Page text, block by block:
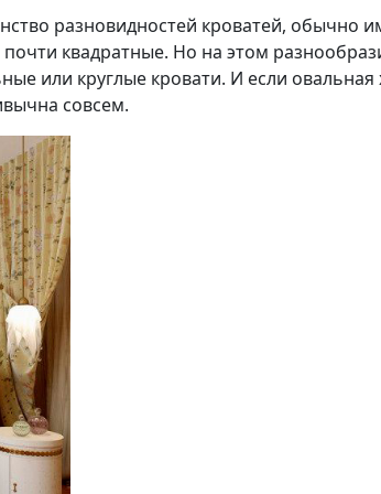
разновидностей кроватей, обычно
квадратные. Но на этом
или круглые кровати. И если овальная
совсем.